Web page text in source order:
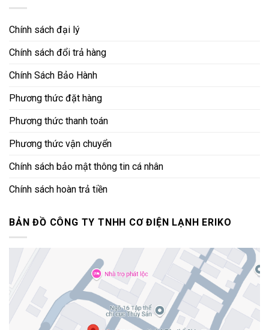
Chính sách đại lý
Chính sách đổi trả hàng
Chính Sách Bảo Hành
Phương thức đặt hàng
Phương thức thanh toán
Phương thức vận chuyển
Chính sách bảo mật thông tin cá nhân
Chính sách hoàn trả tiền
BẢN ĐỒ CÔNG TY TNHH CƠ ĐIỆN LẠNH ERIKO